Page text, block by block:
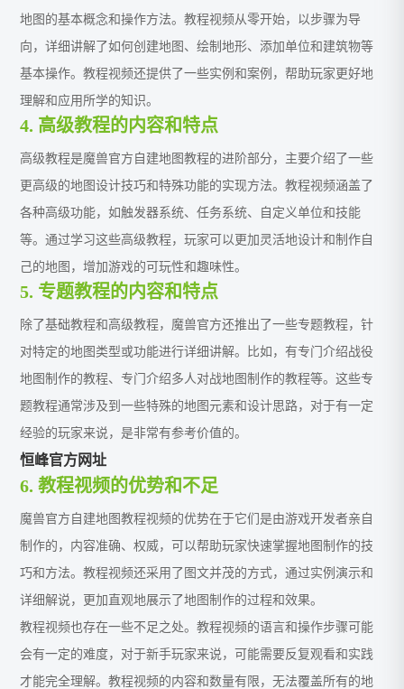
地图的基本概念和操作方法。教程视频从零开始，以步骤为导
向，详细讲解了如何创建地图、绘制地形、添加单位和建筑物等
基本操作。教程视频还提供了一些实例和案例，帮助玩家更好地
理解和应用所学的知识。
4. 高级教程的内容和特点
高级教程是魔兽官方自建地图教程的进阶部分，主要介绍了一些
更高级的地图设计技巧和特殊功能的实现方法。教程视频涵盖了
各种高级功能，如触发器系统、任务系统、自定义单位和技能
等。通过学习这些高级教程，玩家可以更加灵活地设计和制作自
己的地图，增加游戏的可玩性和趣味性。
5. 专题教程的内容和特点
除了基础教程和高级教程，魔兽官方还推出了一些专题教程，针
对特定的地图类型或功能进行详细讲解。比如，有专门介绍战役
地图制作的教程、专门介绍多人对战地图制作的教程等。这些专
题教程通常涉及到一些特殊的地图元素和设计思路，对于有一定
经验的玩家来说，是非常有参考价值的。
恒峰官方网址
6. 教程视频的优势和不足
魔兽官方自建地图教程视频的优势在于它们是由游戏开发者亲自
制作的，内容准确、权威，可以帮助玩家快速掌握地图制作的技
巧和方法。教程视频还采用了图文并茂的方式，通过实例演示和
详细解说，更加直观地展示了地图制作的过程和效果。
教程视频也存在一些不足之处。教程视频的语言和操作步骤可能
会有一定的难度，对于新手玩家来说，可能需要反复观看和实践
才能完全理解。教程视频的内容和数量有限，无法覆盖所有的地